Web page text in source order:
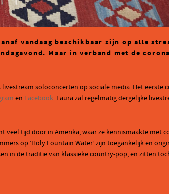
vandaag beschikbaar zijn op alle
Maar in verband met de
soloconcerten op sociale media. Het eerste
en Facebook. Laura zal regelmatig dergelijke
tijd door in Amerika, waar ze kennismaakte met
op ‘Holy Fountain Water’ zijn toegankelijk en
in de traditie van klassieke country-pop, en zitten